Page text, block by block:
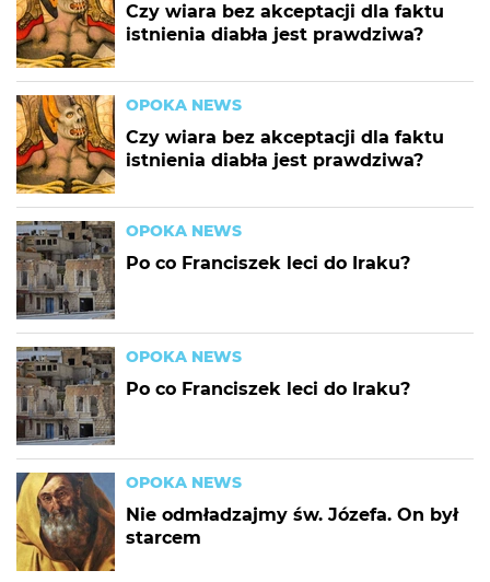
Czy wiara bez akceptacji dla faktu
istnienia diabła jest prawdziwa?
OPOKA NEWS
Czy wiara bez akceptacji dla faktu
istnienia diabła jest prawdziwa?
OPOKA NEWS
Po co Franciszek leci do Iraku?
OPOKA NEWS
Po co Franciszek leci do Iraku?
OPOKA NEWS
Nie odmładzajmy św. Józefa. On był
starcem